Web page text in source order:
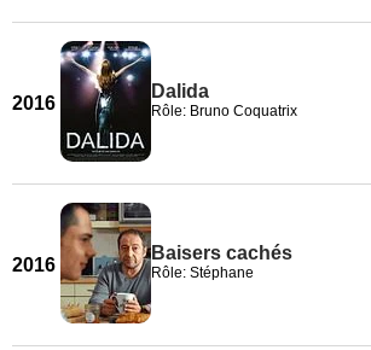
2016
Dalida
Rôle: Bruno Coquatrix
2016
Baisers cachés
Rôle: Stéphane